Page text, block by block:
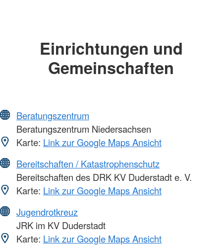
Einrichtungen und
Gemeinschaften
Beratungszentrum
Beratungszentrum Niedersachsen
Karte: Link zur Google Maps Ansicht
Bereitschaften / Katastrophenschutz
Bereitschaften des DRK KV Duderstadt e. V.
Karte: Link zur Google Maps Ansicht
Jugendrotkreuz
JRK im KV Duderstadt
Karte: Link zur Google Maps Ansicht